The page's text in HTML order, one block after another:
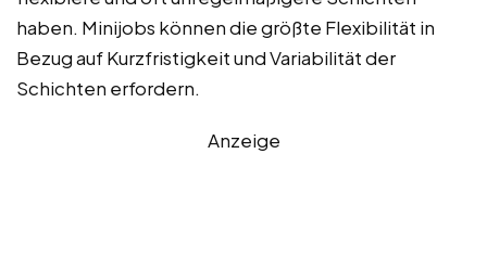
haben. Minijobs können die größte Flexibilität in
Bezug auf Kurzfristigkeit und Variabilität der
Schichten erfordern.
Anzeige